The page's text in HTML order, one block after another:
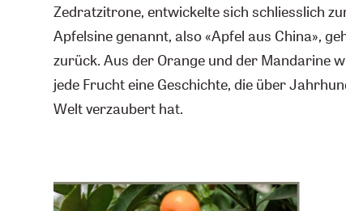
Zedratzitrone, entwickelte sich schliesslich
Apfelsine genannt, also «Apfel aus China»,
zurück. Aus der Orange und der Mandarine
jede Frucht eine Geschichte, die über
Welt verzaubert hat.